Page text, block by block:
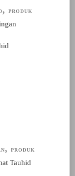
PRODUK
PRODUK
Tauhid